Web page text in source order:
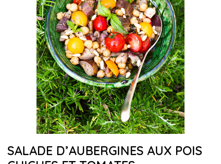
SALADE D’AUBERGINES AUX POIS